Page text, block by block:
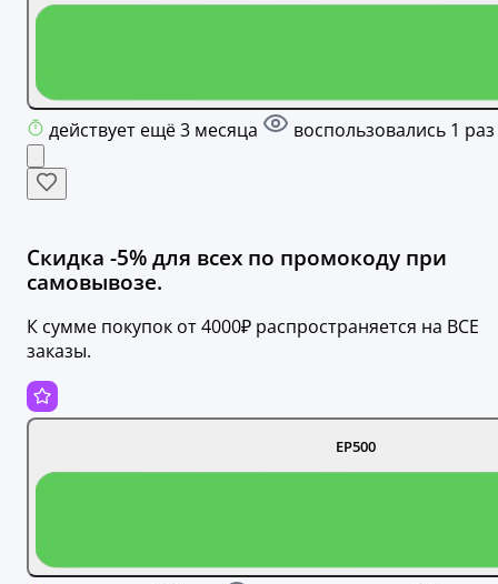
действует ещё 3 месяца воспользовались 1 раз
Скидка -5% для всех по промокоду при
самовывозе.
К сумме покупок от 4000₽ распространяется на ВСЕ
заказы.
ЕР500